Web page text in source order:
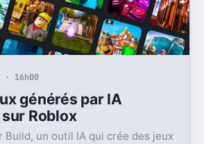
16h00
générés par IA
Roblox
Build, un outil IA qui crée des jeux